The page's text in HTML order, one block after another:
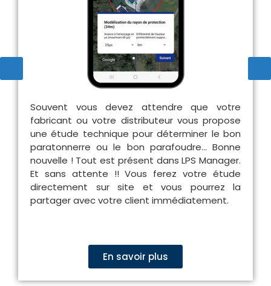
Souvent vous devez attendre que votre
fabricant ou votre distributeur vous propose
une étude technique pour déterminer le bon
paratonnerre ou le bon parafoudre… Bonne
nouvelle ! Tout est présent dans LPS Manager.
Et sans attente !! Vous ferez votre étude
directement sur site et vous pourrez la
partager avec votre client immédiatement.
En savoir plus